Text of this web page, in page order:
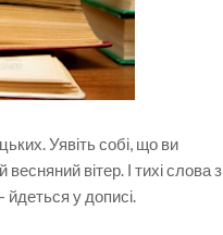
Уявіть собі, що ви
вітер. І тихі слова з
у дописі.